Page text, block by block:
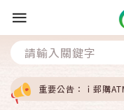
重要公告：ｉ郵購